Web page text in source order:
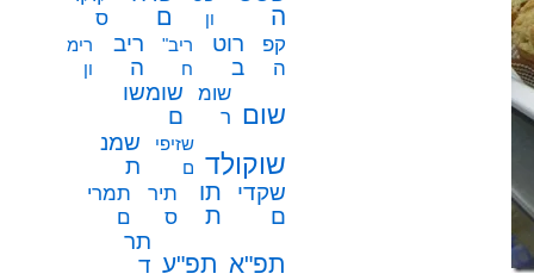
ה
ון
ם
ס
קפ
ה
רוט
ב
ריב"
ח
ריב
ה
רימ
ון
שום
שומ
ר
שומשו
ם
שוקולד
שזיפי
ם
שמנ
ת
שקדי
ם
תו
ת
תיר
ס
תמרי
ם
תפ"א תפ"ע
תר
ד